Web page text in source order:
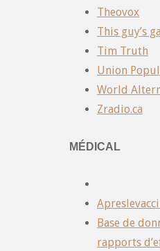
Theovox
This guy’s
Tim Truth
Union
World
Zradio.ca
MÉDICAL
Base de
rapports